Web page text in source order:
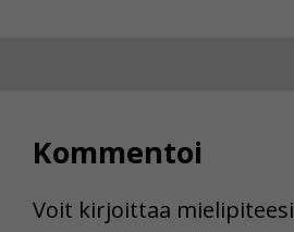
Kommentoi
Voit kirjoittaa mielipiteesi